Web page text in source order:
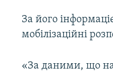
За його
мобілізаційні
«За даними, що